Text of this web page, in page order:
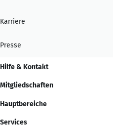
Karriere
Presse
Hilfe & Kontakt
Mitgliedschaften
Hauptbereiche
Services